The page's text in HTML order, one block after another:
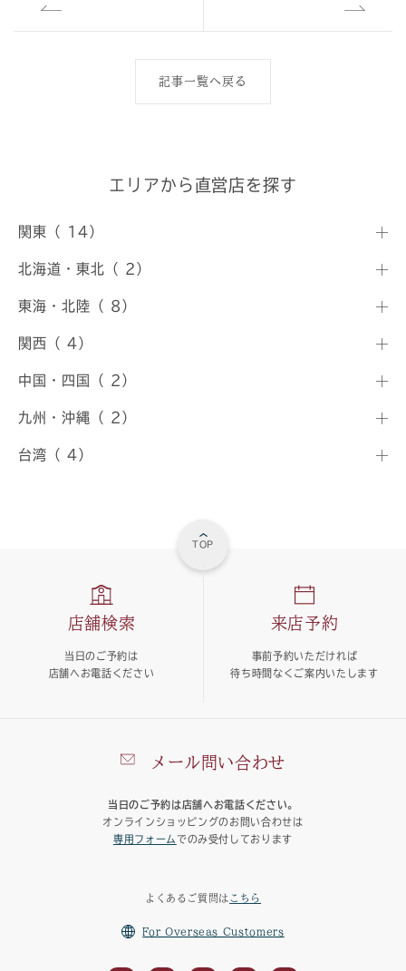
スに新カラーが登場し
記事一覧へ戻る
エリアから直営店を探す
関東（ 14）
北海道・東北（ 2）
東海・北陸（ 8）
関西（ 4）
中国・四国（ 2）
九州・沖縄（ 2）
台湾（ 4）
TOP
メール問い合わせ
当日のご予約は店舗へお電話ください。
オンラインショッピングのお問い合わせは
専用フォーム でのみ受付しております
店舗検索
当日のご予約は
店舗へお電話ください
来店予約
事前予約いただければ
待ち時間なくご案内いたします
よくあるご質問は こちら
For Overseas Customers